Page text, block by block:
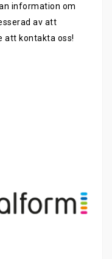
information om
av att
att kontakta oss!